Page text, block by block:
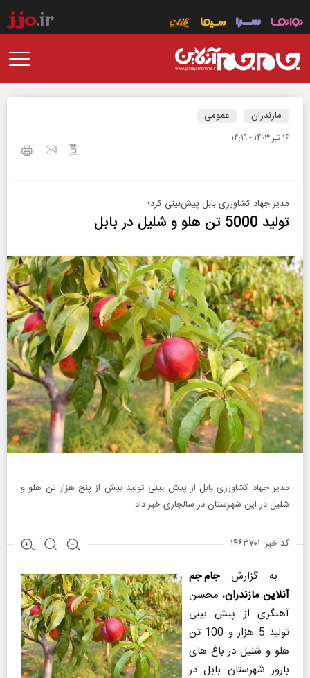
مازندران عمومی
۱۶ تير ۱۴۰۳ - ۱۴:۱۹
مدیر جهاد کشاورزی بابل پیش‌بینی کرد؛
تولید 5000 تن هلو و شلیل در بابل
مدیر جهاد کشاورزی بابل از پیش بینی تولید بیش از پنج هزار تن هلو و
شلیل در این شهرستان در سالجاری خبر داد.
کد خبر: ۱۴۶۳۷۰۱
به گزارش
جام جم
آنلاین مازندران، محسن
آهنگری از پیش بینی
تولید 5 هزار و 100 تن
هلو و شلیل در باغ های
بارور شهرستان بابل در